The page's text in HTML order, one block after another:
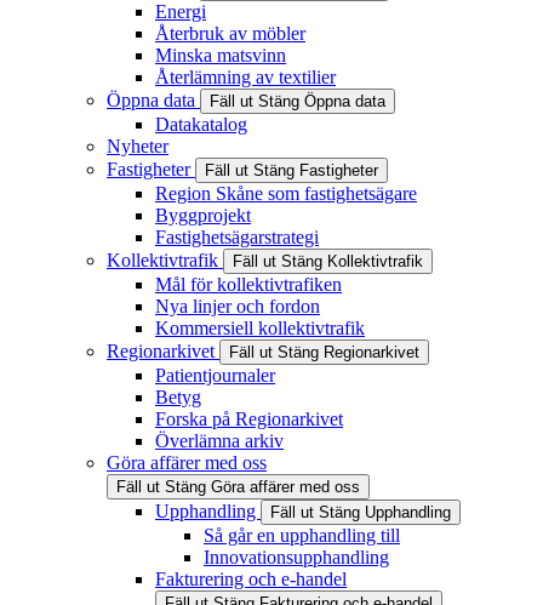
Energi
Återbruk av möbler
Minska matsvinn
Återlämning av textilier
Öppna data
Fäll ut Stäng Öppna data
Datakatalog
Nyheter
Fastigheter
Fäll ut Stäng Fastigheter
Region Skåne som fastighetsägare
Byggprojekt
Fastighetsägarstrategi
Kollektivtrafik
Fäll ut Stäng Kollektivtrafik
Mål för kollektivtrafiken
Nya linjer och fordon
Kommersiell kollektivtrafik
Regionarkivet
Fäll ut Stäng Regionarkivet
Patientjournaler
Betyg
Forska på Regionarkivet
Överlämna arkiv
Göra affärer med oss
Fäll ut Stäng Göra affärer med oss
Upphandling Fäll ut Stäng Upphandling
Så går en upphandling till
Innovationsupphandling
Fakturering och e-handel